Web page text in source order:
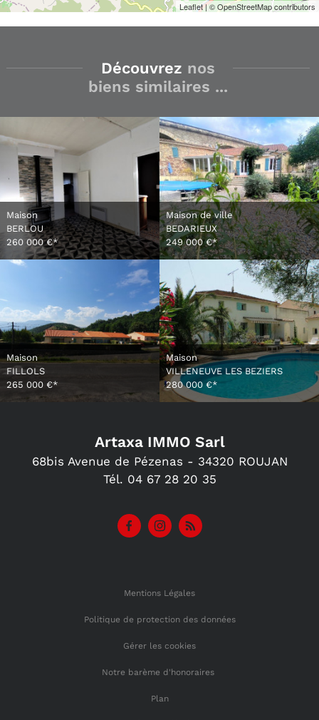
Leaflet| © OpenStreetMap contributors
Découvrez nos
biens similaires ...
Maison
BERLOU
260 000 €*
Maison de ville
BEDARIEUX
249 000 €*
Maison
FILLOLS
265 000 €*
Maison
VILLENEUVE LES BEZIERS
280 000 €*
Artaxa IMMO Sarl
68bis Avenue de Pézenas - 34320 ROUJAN
Tél. 04 67 28 20 35
Mentions Légales
Politique de protection des données
Gérer les cookies
Notre barème d'honoraires
Plan